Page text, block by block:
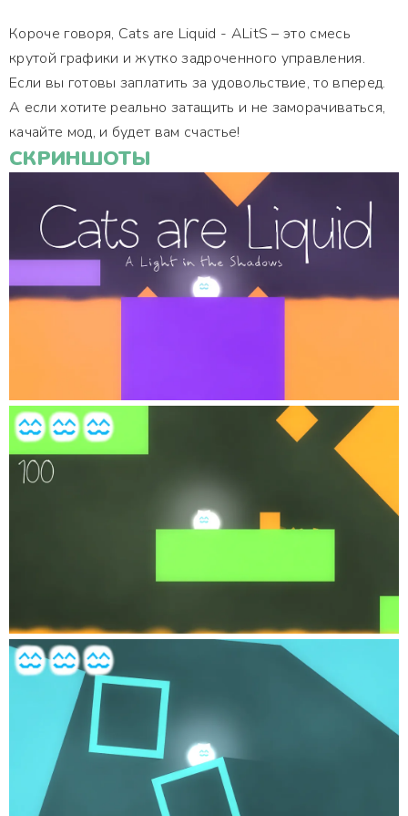
Короче говоря, Cats are Liquid - ALitS – это смесь
крутой графики и жутко задроченного управления.
Если вы готовы заплатить за удовольствие, то вперед.
А если хотите реально затащить и не заморачиваться,
качайте мод, и будет вам счастье!
СКРИНШОТЫ